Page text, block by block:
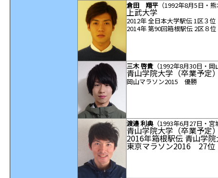
倉田 翔平 （1992年8月5日・
上武大学
2012年 全日本大学駅伝 1区３位
2014年 第90回箱根駅伝 2区８位
三木 啓貴 （1992年8月30日・岡
青山学院大学（卒業予定
岡山マラソン2015 優勝
渡邉 利典（1993年6月27日・宮
青山学院大学（卒業予定
2016年箱根駅伝 青山学
東京マラソン2016 27位